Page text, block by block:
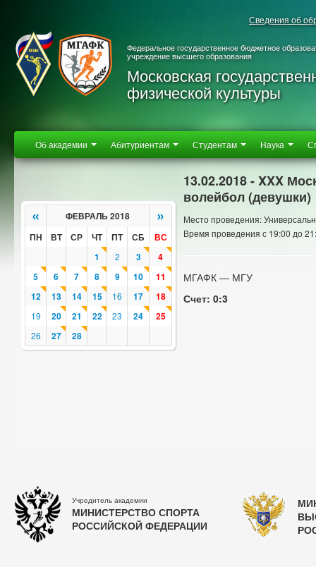
Сведения об
Федеральное государственное бюджетное
учреждение высшего образования
Московская
физической культуры
Об академии Абитуриентам Студентам Наука
« ФЕВРАЛЬ 2018 »
ПН ВТ СР ЧТ ПТ СБ
ВС
1
2 3
4
5
6 7 8 9 10
11
12
13 14 15 16 17 18
19 20 21 22 23 24 25
26 27 28
13.02.2018 - XXX
волейбол (девушки)
Место проведения:
Время проведения с 19:00 до
МГАФК — МГУ
Счет: 0:3
Учредитель академии
МИНИСТЕРСТВО СПОРТА
РОССИЙСКОЙ ФЕДЕРАЦИИ